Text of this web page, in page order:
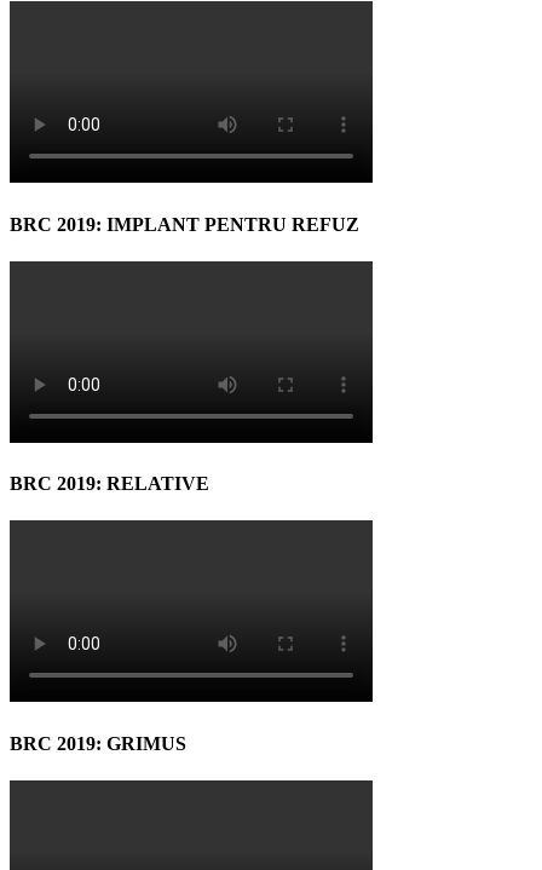
BRC 2019: IMPLANT PENTRU REFUZ
BRC 2019: RELATIVE
BRC 2019: GRIMUS